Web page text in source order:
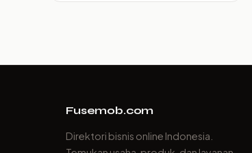
Fusemob.com
Direktori bisnis online Indonesia.